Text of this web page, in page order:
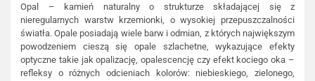
Opal – kamień naturalny o strukturze składającej się z
nieregularnych warstw krzemionki, o wysokiej przepuszczalności
światła. Opale posiadają wiele barw i odmian, z których największym
powodzeniem cieszą się opale szlachetne, wykazujące efekty
optyczne takie jak opalizację, opalescencję czy efekt kociego oka –
refleksy o różnych odcieniach kolorów: niebieskiego, zielonego,